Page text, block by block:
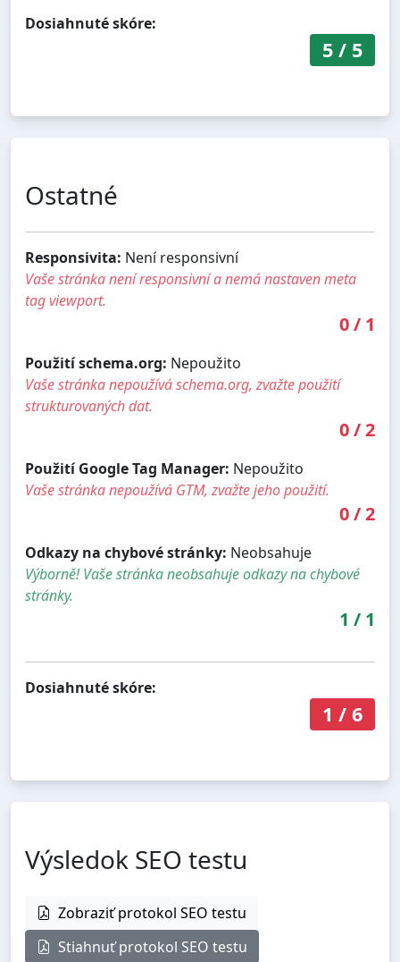
Dosiahnuté skóre:
5/ 5
Ostatné
Responsivita: Není responsivní
Vaše stránka není responsivní a nemá nastaven meta
tag viewport.
0/ 1
Použití schema.org: Nepoužito
Vaše stránka nepoužívá schema.org, zvažte použití
strukturovaných dat.
0/2
Použití Google Tag Manager: Nepoužito
Vaše stránka nepoužívá GTM, zvažte jeho použití.
0/2
Odkazy na chybové stránky: Neobsahuje
Výborně! Vaše stránka neobsahuje odkazy na chybové
stránky.
1 / 1
Dosiahnuté skóre:
1 / 6
Výsledok SEO testu
Zobraziť protokol SEO testu
Stiahnuť protokol SEO testu